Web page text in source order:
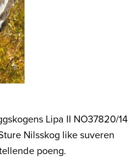
Lipa II NO37820/14
Nilsskog like suveren
poeng.